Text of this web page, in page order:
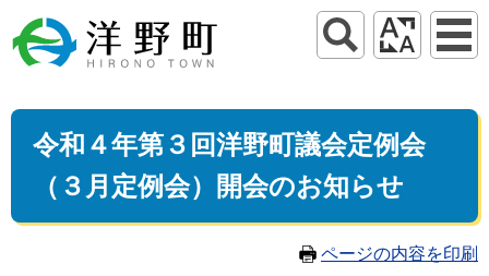
令和４年第３回洋野町議会定例会
（３月定例会）開会のお知らせ
ページの内容を印刷